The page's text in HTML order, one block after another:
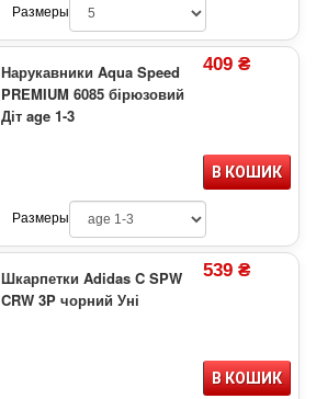
Размеры
Нарукавники Aqua Speed
PREMIUM 6085 бірюзовий
Діт age 1-3
409 ₴
В КОШИК
Размеры
Шкарпетки Adidas C SPW
CRW 3P чорний Уні
539 ₴
В КОШИК